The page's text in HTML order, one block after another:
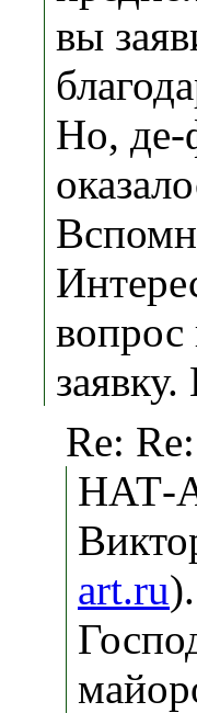
вы
Но, де-
вопрос
Re:
НАТ-
art.ru